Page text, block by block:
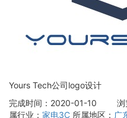
Yours Tech公司logo设计
完成时间：2020-01-10
属行业： 家电3C 所属地区： 广